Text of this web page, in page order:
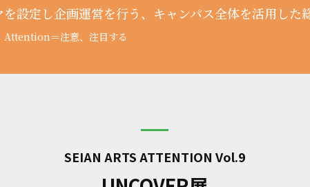
を設定し企画運営を行う、キャンパス全体を活用した
＝注意、注目する
SEIAN ARTS ATTENTION Vol.9